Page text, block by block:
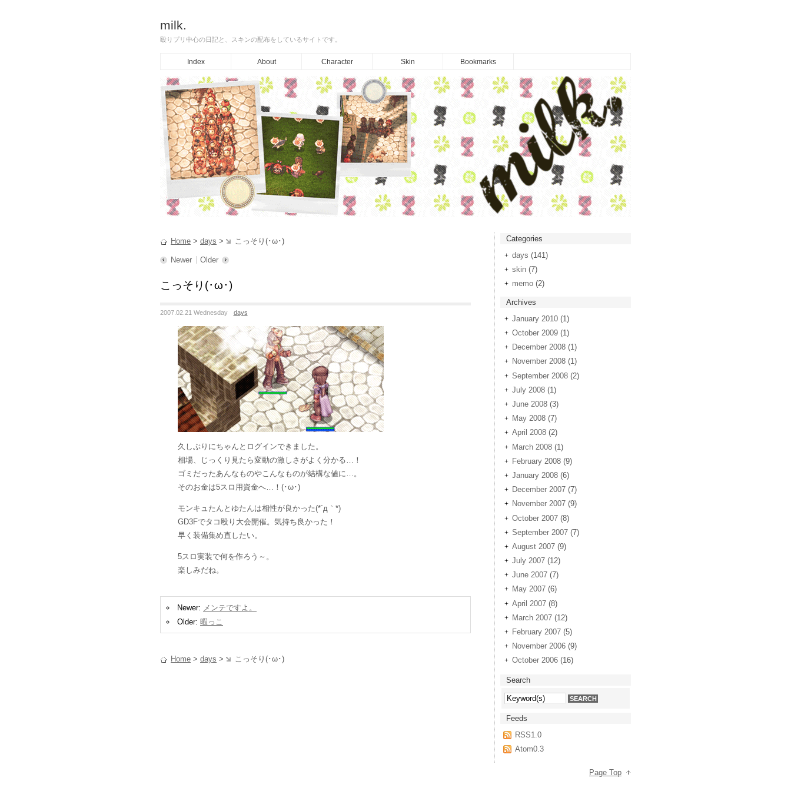
milk.
殴りプリ中心の日記と、スキンの配布をしているサイトです。
Index About Character Skin Bookmarks
Home > days > こっそり(･ω･)
Newer Older
こっそり(･ω･)
2007.02.21 Wednesday days
久しぶりにちゃんとログインできました。
相場、じっくり見たら変動の激しさがよく分かる…！
ゴミだったあんなものやこんなものが結構な値に…。
そのお金は5スロ用資金へ…！(･ω･)
モンキュたんとゆたんは相性が良かった(*´д｀*)
GD3Fでタコ殴り大会開催。気持ち良かった！
早く装備集め直したい。
5スロ実装で何を作ろう～。
楽しみだね。
Newer: メンテですよ。
Older: 暇っこ
Home > days > こっそり(･ω･)
Categories
days (141)
skin (7)
memo (2)
Archives
January 2010 (1)
October 2009 (1)
December 2008 (1)
November 2008 (1)
September 2008 (2)
July 2008 (1)
June 2008 (3)
May 2008 (7)
April 2008 (2)
March 2008 (1)
February 2008 (9)
January 2008 (6)
December 2007 (7)
November 2007 (9)
October 2007 (8)
September 2007 (7)
August 2007 (9)
July 2007 (12)
June 2007 (7)
May 2007 (6)
April 2007 (8)
March 2007 (12)
February 2007 (5)
November 2006 (9)
October 2006 (16)
Search
Feeds
RSS1.0
Atom0.3
Page Top